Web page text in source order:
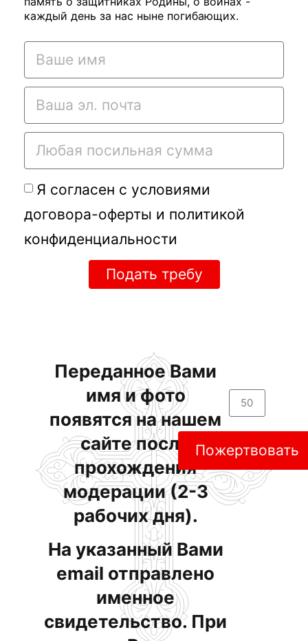
каждый день за нас ныне погибающих.
Я согласен с условиями
договора-оферты и политикой
конфиденциальности
Подать требу
Переданное Вами
имя и фото
появятся на нашем
сайте после
прохождения
модерации (2-3
рабочих дня).
На указанный Вами
email отправлено
именное
свидетельство. При
Пожертвовать